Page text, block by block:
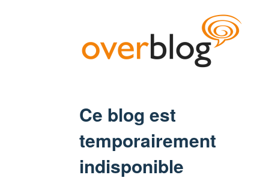
Ce blog est
temporairement
indisponible